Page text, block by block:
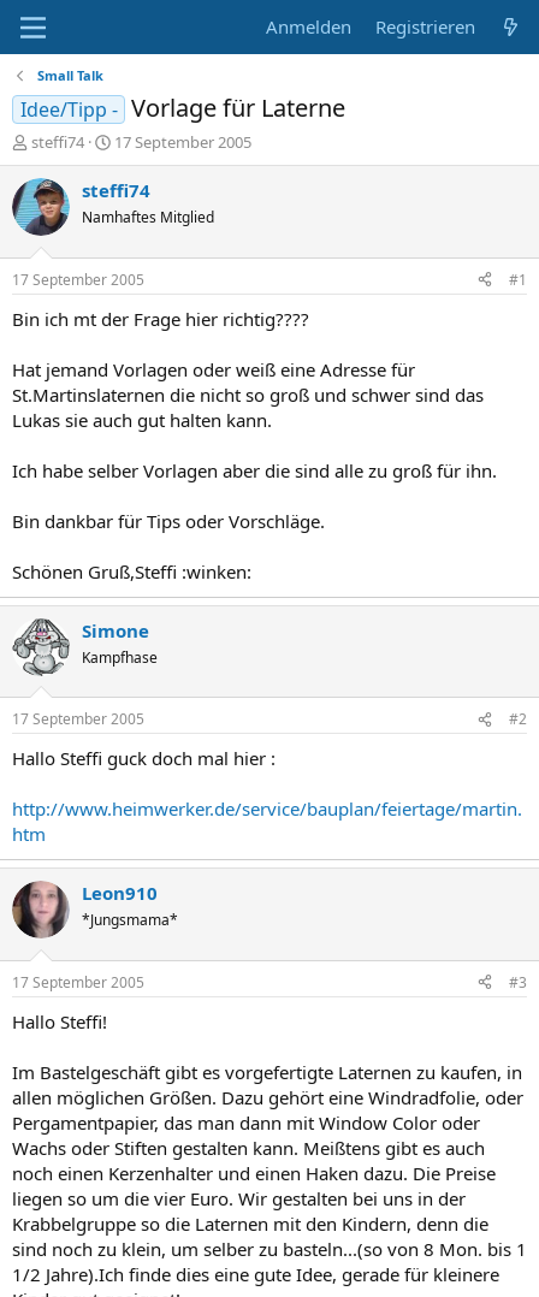
Anmelden Registrieren
Small Talk
Idee/Tipp - Vorlage für Laterne
E
r
s
t
e
e
r
steffi74
E
r
s
t
e
l
t
a
17 September 2005
steffi74
Namhaftes Mitglied
17 September 2005 #1
Bin ich mt der Frage hier richtig????
Hat jemand Vorlagen oder weiß eine Adresse für
St.Martinslaternen die nicht so groß und schwer sind das
Lukas sie auch gut halten kann.
Ich habe selber Vorlagen aber die sind alle zu groß für ihn.
Bin dankbar für Tips oder Vorschläge.
Schönen Gruß,Steffi :winken:
Simone
Kampfhase
17 September 2005 #2
Hallo Steffi guck doch mal hier :
http://www.heimwerker.de/service/bauplan/feiertage/martin.
htm
Leon910
*Jungsmama*
17 September 2005 #3
Hallo Steffi!
Im Bastelgeschäft gibt es vorgefertigte Laternen zu kaufen, in
allen möglichen Größen. Dazu gehört eine Windradfolie, oder
Pergamentpapier, das man dann mit Window Color oder
Wachs oder Stiften gestalten kann. Meißtens gibt es auch
noch einen Kerzenhalter und einen Haken dazu. Die Preise
liegen so um die vier Euro. Wir gestalten bei uns in der
Krabbelgruppe so die Laternen mit den Kindern, denn die
sind noch zu klein, um selber zu basteln...(so von 8 Mon. bis 1
1/2 Jahre).Ich finde dies eine gute Idee, gerade für kleinere